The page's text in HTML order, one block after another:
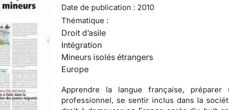
Date de publication : 2010
Thématique :
Droit d’asile
Intégration
Mineurs isolés étrangers
Europe
Apprendre la langue française, préparer
professionnel, se sentir inclus dans la